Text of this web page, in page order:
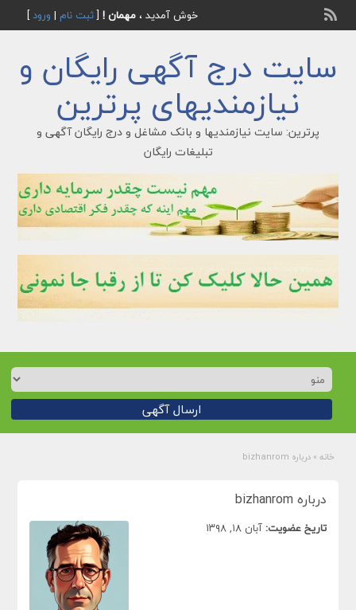
خوش آمدید ، مهمان ![ثبت نام | ورود]
سایت درج آگهی رایگان و
نیازمندیهای پرترین
پرترین: سایت نیازمندیها و بانک مشاغل و درج رایگان آگهی و
تبلیغات رایگان
ارسال آگهی
خانه » درباره bizhanrom
درباره bizhanrom
تاریخ عضویت: آبان ۱۸, ۱۳۹۸